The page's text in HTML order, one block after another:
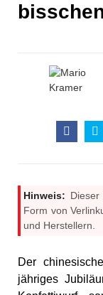
Hinweis:
Form von
und Herstellern.
Der
jähriges